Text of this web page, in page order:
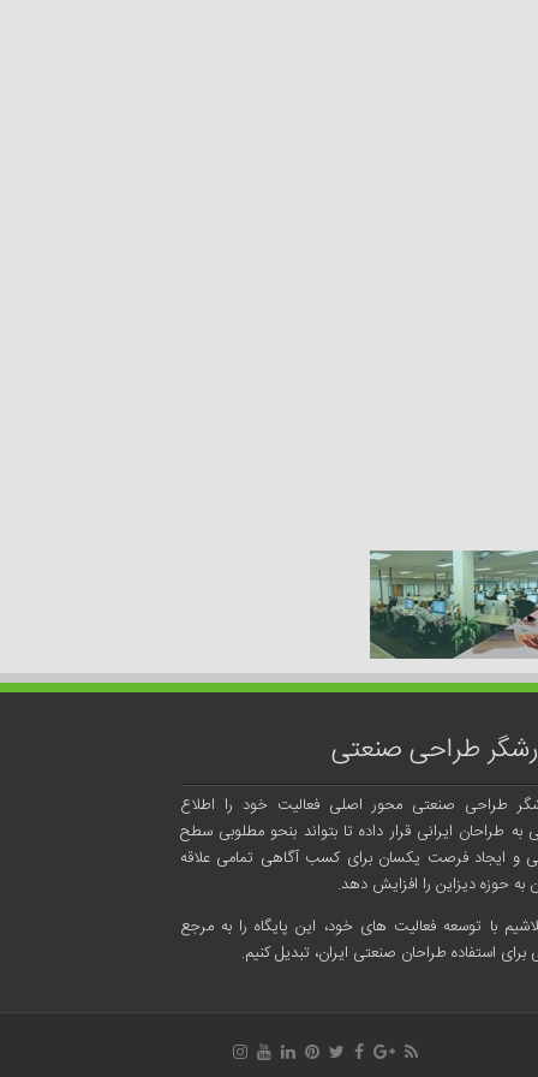
طراحی صنعتی
طراحی صنعتی محور اصلی فعالیت خود را اطلاع
به طراحان ایرانی قرار داده تا بتواند بنحو مطلوبی سطح
و ایجاد فرصت یکسان برای کسب آگاهی تمامی علاقه
به حوزه دیزاین را افزایش دهد.
با توسعه فعالیت های خود، این پایگاه را به مرجع
برای استفاده طراحان صنعتی ایران، تبدیل کنیم.